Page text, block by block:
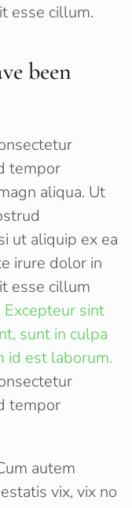
esse cillum.
been
tempor
aliqua. Ut
ut aliquip ex ea
irure dolor in
esse cillum
Excepteur sint
sunt in culpa
id est laborum.
tempor
autem
vix, vix no